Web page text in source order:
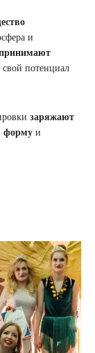
и
свой потенциал
заряжают
форму и